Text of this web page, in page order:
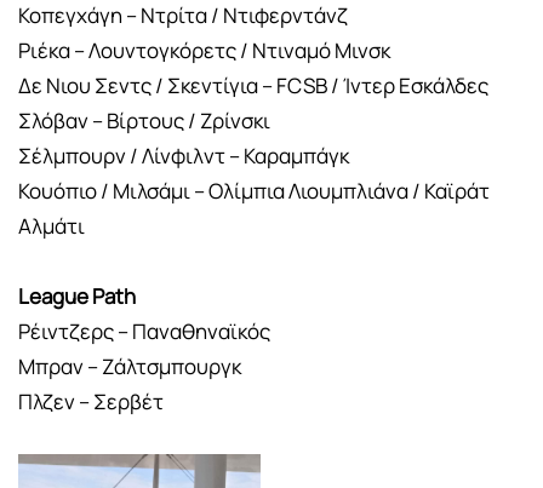
Κοπεγχάγη – Ντρίτα / Ντιφερντάνζ
Ριέκα – Λουντογκόρετς / Ντιναμό Μινσκ
Δε Νιου Σεντς / Σκεντίγια – FCSB / Ίντερ Εσκάλδες
Σλόβαν – Βίρτους / Ζρίνσκι
Σέλμπουρν / Λίνφιλντ – Καραμπάγκ
Κουόπιο / Μιλσάμι – Ολίμπια Λιουμπλιάνα / Καϊράτ
Αλμάτι
League Path
Ρέιντζερς – Παναθηναϊκός
Μπραν – Ζάλτσμπουργκ
Πλζεν – Σερβέτ